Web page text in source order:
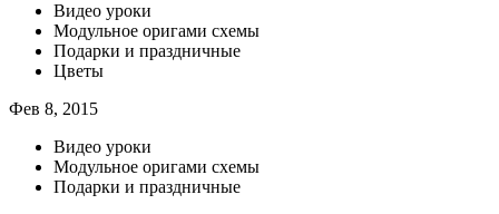
Видео уроки
Модульное оригами схемы
Подарки и праздничные
Цветы
Фев 8, 2015
Видео уроки
Модульное оригами схемы
Подарки и праздничные